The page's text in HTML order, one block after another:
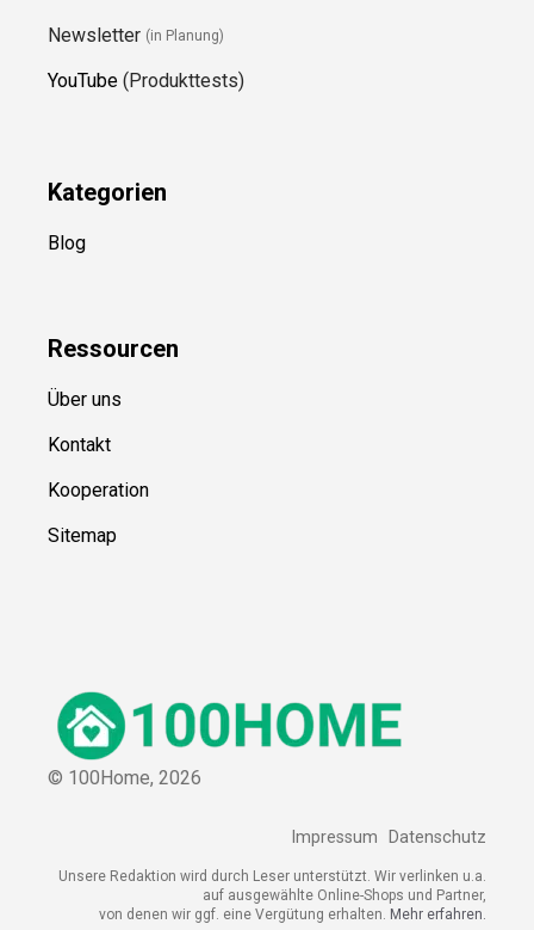
Newsletter (in Planung)
YouTube (Produkttests)
Kategorien
Blog
Ressourcen
Über uns
Kontakt
Kooperation
Sitemap
© 100Home, 2026
Impressum Datenschutz
Unsere Redaktion wird durch Leser unterstützt. Wir verlinken u.a.
auf ausgewählte Online-Shops und Partner,
von denen wir ggf. eine Vergütung erhalten. Mehr erfahren.